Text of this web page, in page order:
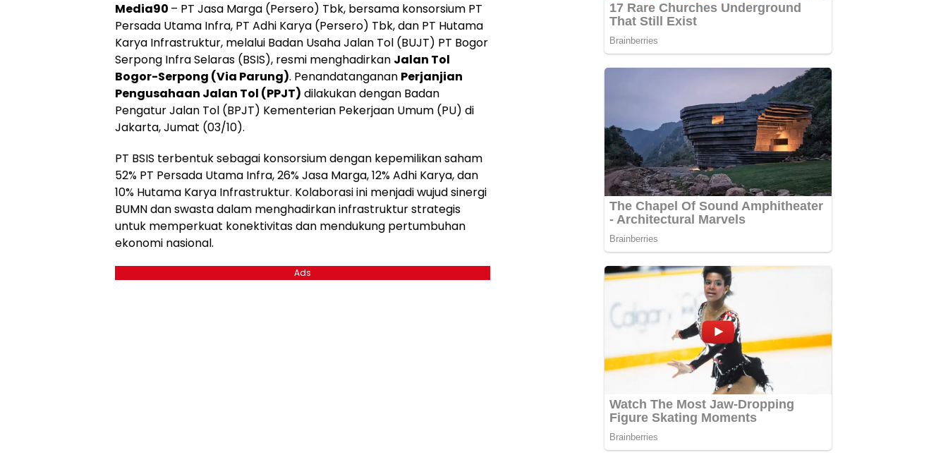
Media90 – PT Jasa Marga (Persero) Tbk, bersama konsorsium PT
Persada Utama Infra, PT Adhi Karya (Persero) Tbk, dan PT Hutama
Karya Infrastruktur, melalui Badan Usaha Jalan Tol (BUJT) PT Bogor
Serpong Infra Selaras (BSIS), resmi menghadirkan Jalan Tol
Bogor-Serpong (Via Parung). Penandatanganan Perjanjian
Pengusahaan Jalan Tol (PPJT) dilakukan dengan Badan
Pengatur Jalan Tol (BPJT) Kementerian Pekerjaan Umum (PU) di
Jakarta, Jumat (03/10).
PT BSIS terbentuk sebagai konsorsium dengan kepemilikan saham
52% PT Persada Utama Infra, 26% Jasa Marga, 12% Adhi Karya, dan
10% Hutama Karya Infrastruktur. Kolaborasi ini menjadi wujud sinergi
BUMN dan swasta dalam menghadirkan infrastruktur strategis
untuk memperkuat konektivitas dan mendukung pertumbuhan
ekonomi nasional.
Ads